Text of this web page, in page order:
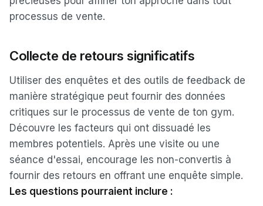
processus de vente.
Collecte de retours significatifs
Utiliser des enquêtes et des outils de feedback de
manière stratégique peut fournir des données
critiques sur le processus de vente de ton gym.
Découvre les facteurs qui ont dissuadé les
membres potentiels. Après une visite ou une
séance d'essai, encourage les non-convertis à
fournir des retours en offrant une enquête simple.
Les questions pourraient inclure :